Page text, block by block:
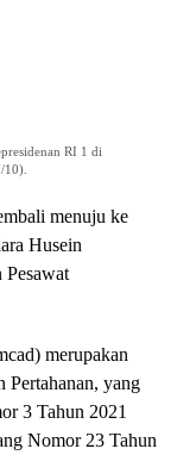
RI 1 di
10).
menuju ke
Husein
Pesawat
merupakan
Pertahanan, yang
3 Tahun 2021
Nomor 23 Tahun